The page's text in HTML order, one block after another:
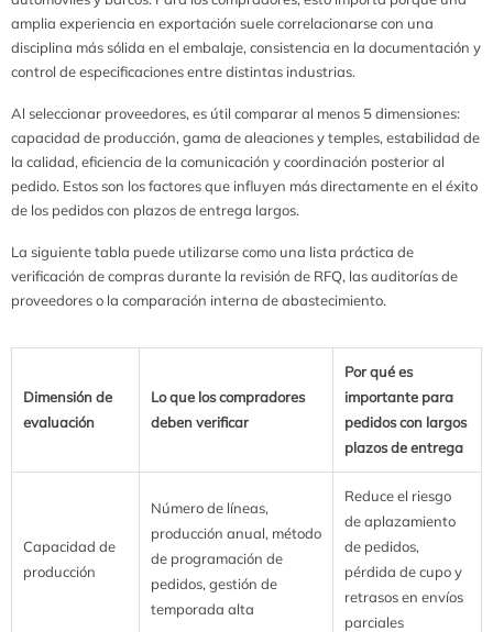
amplia experiencia en exportación suele correlacionarse con una
disciplina más sólida en el embalaje, consistencia en la documentación y
control de especificaciones entre distintas industrias.
Al seleccionar proveedores, es útil comparar al menos 5 dimensiones:
capacidad de producción, gama de aleaciones y temples, estabilidad de
la calidad, eficiencia de la comunicación y coordinación posterior al
pedido. Estos son los factores que influyen más directamente en el éxito
de los pedidos con plazos de entrega largos.
La siguiente tabla puede utilizarse como una lista práctica de
verificación de compras durante la revisión de RFQ, las auditorías de
proveedores o la comparación interna de abastecimiento.
Dimensión de
evaluación
Lo que los compradores
deben verificar
Por qué es
importante para
pedidos con largos
plazos de entrega
Capacidad de
producción
Número de líneas,
producción anual, método
de programación de
pedidos, gestión de
temporada alta
Reduce el riesgo
de aplazamiento
de pedidos,
pérdida de cupo y
retrasos en envíos
parciales